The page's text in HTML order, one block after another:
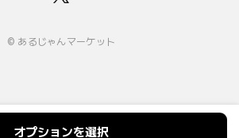
© あるじゃんマーケット
オプションを選択